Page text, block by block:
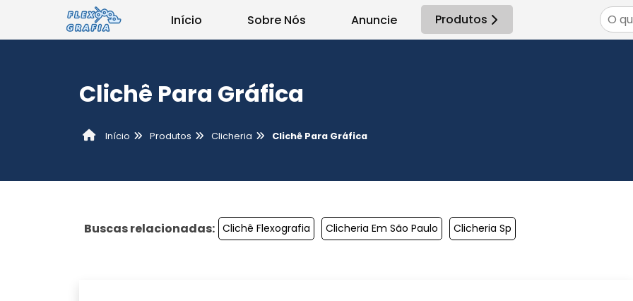
Início Sobre Nós Anuncie Produtos
Clichê Para Gráfica
Início Produtos Clicheria Clichê Para Gráfica
Buscas relacionadas: Clichê Flexografia Clicheria Em São Paulo Clicheria Sp